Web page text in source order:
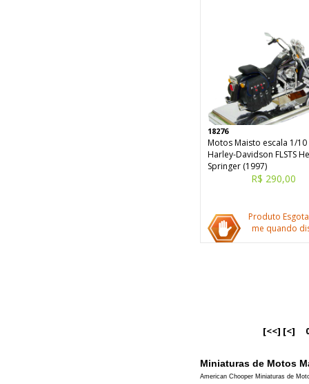
18276
Motos Maisto escala 1/10
Harley-Davidson FLSTS
Springer (1997)
R$ 290,00
Produto
me quando
[<<] [<]
Miniaturas de Motos
American Chooper Miniaturas de